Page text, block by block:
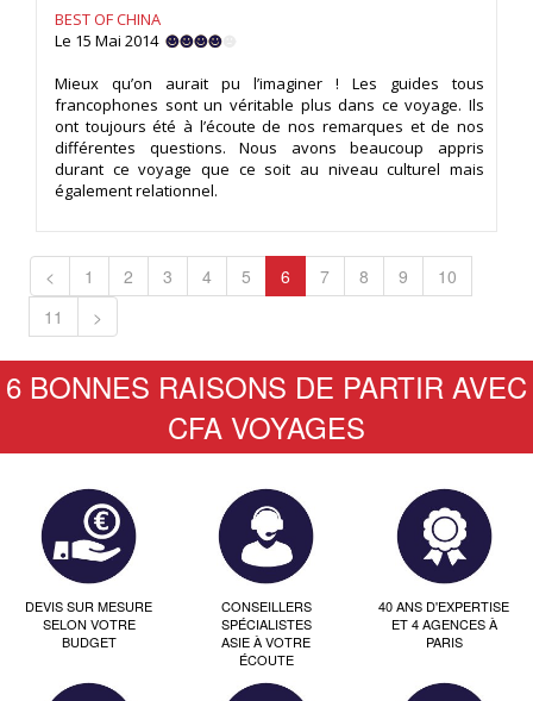
BEST OF CHINA
Le 15 Mai 2014
Mieux qu’on aurait pu l’imaginer ! Les guides tous
francophones sont un véritable plus dans ce voyage. Ils
ont toujours été à l’écoute de nos remarques et de nos
différentes questions. Nous avons beaucoup appris
durant ce voyage que ce soit au niveau culturel mais
également relationnel.
< 1 2 3 4 5 6 7 8 9
10
11
>
6 BONNES RAISONS DE PARTIR AVEC
CFA VOYAGES
DEVIS SUR MESURE
SELON VOTRE
BUDGET
CONSEILLERS
SPÉCIALISTES
ASIE À VOTRE
ÉCOUTE
40 ANS D'EXPERTISE
ET 4 AGENCES À
PARIS